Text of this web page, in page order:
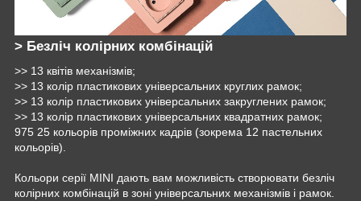
> Безліч колірних комбінацій
>> 13 квітів механізмів;
>> 13 колір пластикових універсальних круглих рамок;
>> 13 колір пластикових універсальних закруглених рамок;
>> 13 колір пластикових універсальних квадратних рамок;
975 25 кольорів проміжних кадрів (зокрема 12 пастельних
кольорів).
Кольори серії MINI дають вам можливість створювати безліч
колірних комбінацій в зоні універсальних механізмів і рамок.